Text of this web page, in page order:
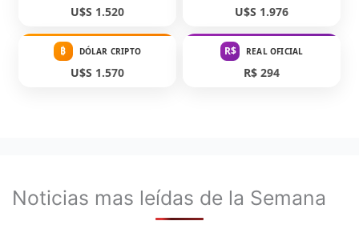
U$S 1.520 U$S 1.976
₿ DÓLAR CRIPTO
U$S 1.570
R$ REAL OFICIAL
R$ 294
Noticias mas leídas de la Semana